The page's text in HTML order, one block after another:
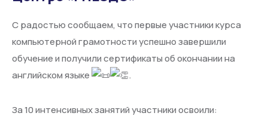
С радостью сообщаем, что первые участники курса
компьютерной грамотности успешно завершили
обучение и получили сертификаты об окончании на
английском языке
.
За 10 интенсивных занятий участники освоили: